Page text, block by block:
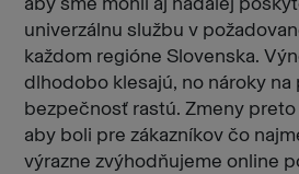
univerzálnu službu v
každom regióne Slovenska.
dlhodobo klesajú, no nároky na
bezpečnosť rastú. Zmeny
aby boli pre zákazníkov čo
výrazne zvýhodňujeme online